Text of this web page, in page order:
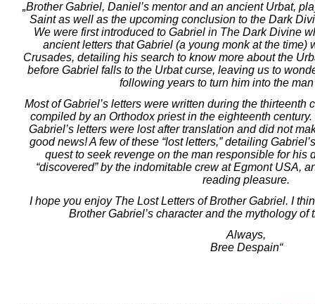
„Brother Gabriel, Daniel’s mentor and an ancient Urbat,
Saint as well as the upcoming conclusion to the Dark
We were first introduced to Gabriel in The Dark Divine
ancient letters that Gabriel (a young monk at the time)
Crusades, detailing his search to know more about the
before Gabriel falls to the Urbat curse, leaving us to
following years to turn him into the
Most of Gabriel’s letters were written during the thirteenth
compiled by an Orthodox priest in the eighteenth
Gabriel’s letters were lost after translation and did not
good news! A few of these “lost letters,” detailing
quest to seek revenge on the man responsible for his
“discovered” by the indomitable crew at Egmont USA,
reading pleasure.
I hope you enjoy The Lost Letters of Brother Gabriel. I
Brother Gabriel’s character and the mythology of
Always,
Bree Despain“